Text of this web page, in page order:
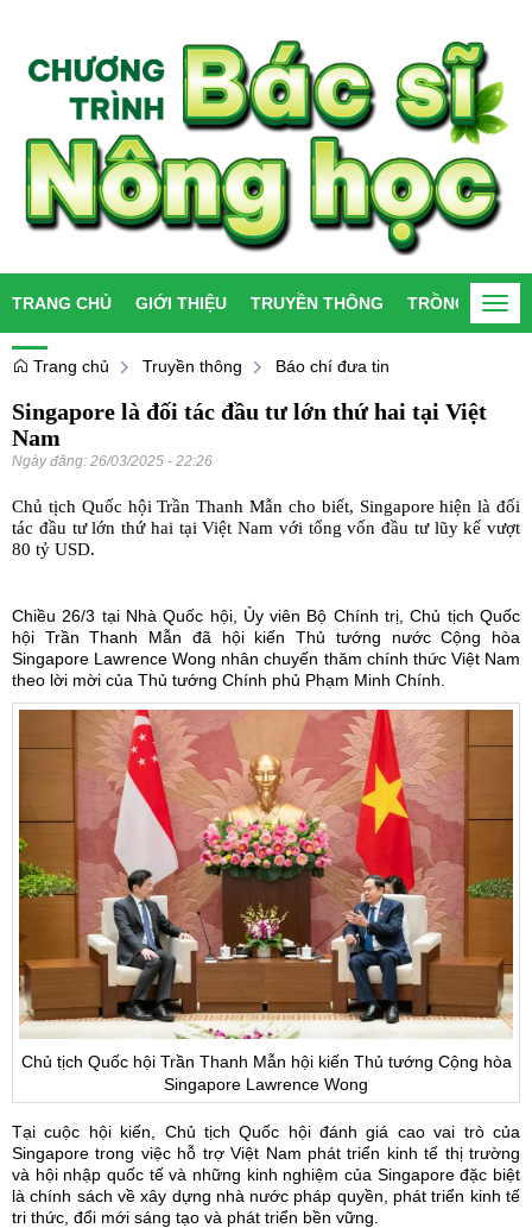
TRANG CHỦ GIỚI THIỆU TRUYỀN THÔNG TRỒNG TRỌT
Trang chủ Truyền thông Báo chí đưa tin
Singapore là đối tác đầu tư lớn thứ hai tại Việt
Nam
Ngày đăng: 26/03/2025 - 22:26
Chủ tịch Quốc hội Trần Thanh Mẫn cho biết, Singapore hiện là đối
tác đầu tư lớn thứ hai tại Việt Nam với tổng vốn đầu tư lũy kế vượt
80 tỷ USD.
Chiều 26/3 tại Nhà Quốc hội, Ủy viên Bộ Chính trị,Chủ tịch Quốc
hội Trần Thanh Mẫn đã hội kiến Thủ tướng nước Cộng hòa
Singapore Lawrence Wong nhân chuyến thăm chính thức Việt Nam
theo lời mời của Thủ tướng Chính phủ Phạm Minh Chính.
Chủ tịch Quốc hội Trần Thanh Mẫn hội kiến Thủ tướng Cộng hòa
Singapore Lawrence Wong
Tại cuộc hội kiến, Chủ tịch Quốc hội đánh giá cao vai trò của
Singapore trong việc hỗ trợ Việt Nam phát triển kinh tế thị trường
và hội nhập quốc tế và những kinh nghiệm của Singapore đặc biệt
là chính sách về xây dựng nhà nước pháp quyền, phát triển kinh tế
tri thức, đổi mới sáng tạo và phát triển bền vững.